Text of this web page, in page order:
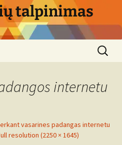
talpinimas
Search
for:
internetu
vasarines padangas internetu
resolution (2250 × 1645)